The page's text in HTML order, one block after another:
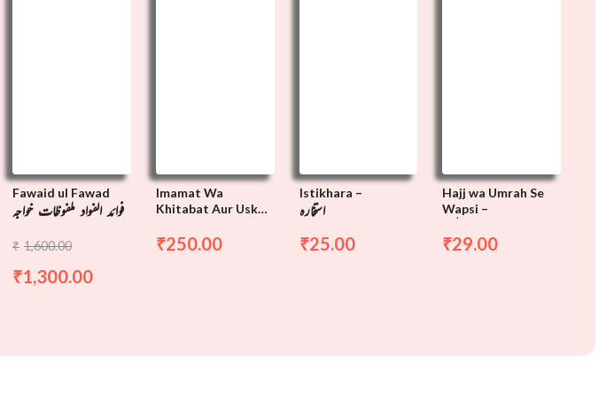
Fawaid ul Fawad
فوائد الفواد ملفوظات خواجہ
نظام الدین اولیاء
₹ 1,600.00
₹1,300.00
Imamat Wa
Khitabat Aur Uske
کے تقاضے
₹250.00
Istikhara –
استخارہ
₹25.00
Hajj wa Umrah Se
Wapsi –
₹29.00